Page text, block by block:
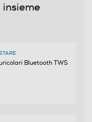
Bluetooth TWS